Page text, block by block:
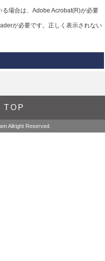
場合は、Adobe Acrobat(R)が必要
が必要です。正しく表示されない
TOP
Allright Reserved.